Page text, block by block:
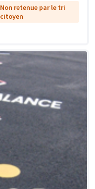
Non retenue par le tri
citoyen